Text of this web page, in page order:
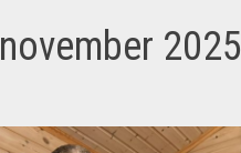
november 2025